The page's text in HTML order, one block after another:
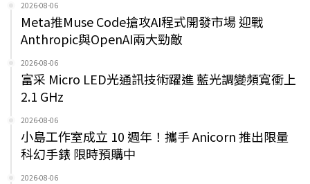
2026-08-06
Meta推Muse Code搶攻AI程式開發市場 迎戰
Anthropic與OpenAI兩大勁敵
2026-08-06
富采 Micro LED光通訊技術躍進 藍光調變頻寬衝上
2.1 GHz
2026-08-06
小島工作室成立 10 週年！攜手 Anicorn 推出限量
科幻手錶 限時預購中
2026-08-06